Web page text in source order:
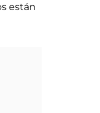
están